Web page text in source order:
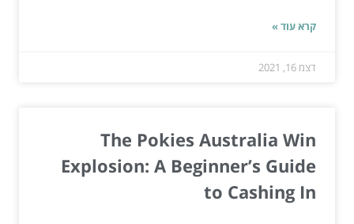
קרא עוד »
דצמ 16, 2021
The Pokies Australia Win
Explosion: A Beginner’s Guide
to Cashing In